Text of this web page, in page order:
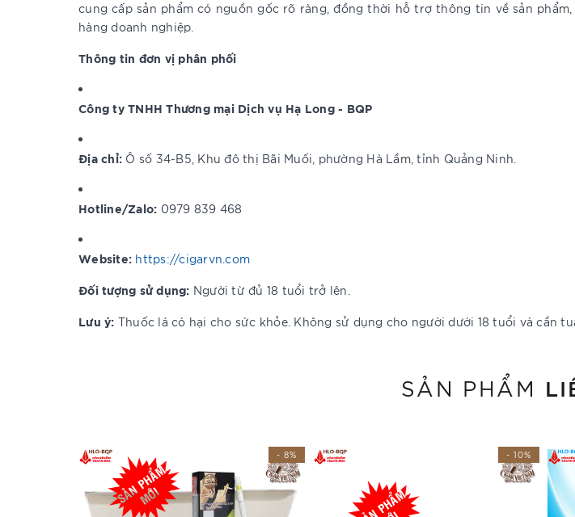
cung cấp sản phẩm có nguồn gốc rõ ràng, đồng thời hỗ trợ thông tin về sản
hàng doanh nghiệp.
Thông tin đơn vị phân phối
Công ty TNHH Thương mại Dịch vụ Hạ Long - BQP
Địa chỉ: Ô số 34-B5, Khu đô thị Bãi Muối, phường Hà Lầm, tỉnh Quảng Ninh.
Hotline/Zalo: 0979 839 468
Website: https://cigarvn.com
Đối tượng sử dụng: Người từ đủ 18 tuổi trở lên.
Lưu ý: Thuốc lá có hại cho sức khỏe. Không sử dụng cho người dưới 18 tuổi và cần
SẢN PHẨM
- 8% - 10%